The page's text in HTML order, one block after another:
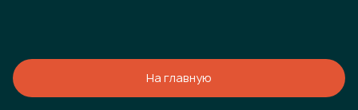
На главную